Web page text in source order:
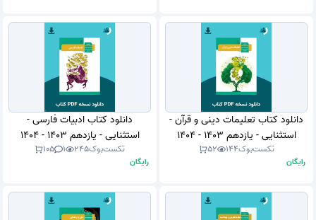
دانلود کتاب تعلیمات دینی و قرآن -
استثنایی - یازدهم 1403 - 1404
(نسخه PDF)
تکست‌بوک144
52
رایگان
دانلود کتاب ادبیات فارسی -
استثنایی - یازدهم 1403 - 1404
(نسخه PDF)
تکست‌بوک245
1
105
رایگان